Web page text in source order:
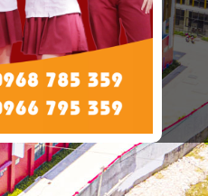
›
Chơi